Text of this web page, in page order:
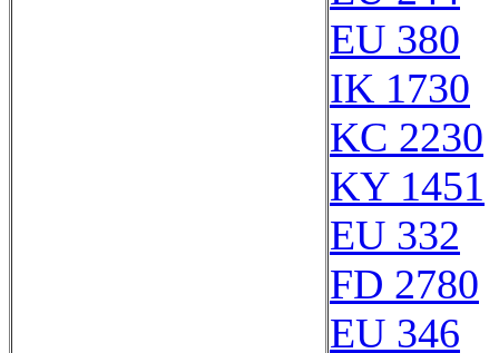
EU 380
IK 1730
KC 2230
KY 1451
EU 332
FD 2780
EU 346